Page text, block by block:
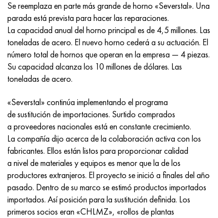
Se reemplaza en parte más grande de horno «Severstal». Una
parada está prevista para hacer las reparaciones.
La capacidad anual del horno principal es de 4,5 millones. Las
toneladas de acero. El nuevo horno cederá a su actuación. El
número total de hornos que operan en la empresa — 4 piezas.
Su capacidad alcanza los 10 millones de dólares. Las
toneladas de acero.
«Severstal» continúa implementando el programa
de sustitución de importaciones. Surtido comprados
a proveedores nacionales está en constante crecimiento.
La compañía dijo acerca de la colaboración activa con los
fabricantes. Ellos están listos para proporcionar calidad
a nivel de materiales y equipos es menor que la de los
productores extranjeros. El proyecto se inició a finales del año
pasado. Dentro de su marco se estimó productos importados
importados. Así posición para la sustitución definida. Los
primeros socios eran «CHLMZ», «rollos de plantas
Incotherm
incotest
Jette M152
Cobalto 6B
maraging 250
René 41
Maraging 300
Maraging 350
MP35N
47ND
47НХР
49KF
49K2F, 49K2FA-VI
Aleación 50N
Aleación 50NP
50NHS
Aleación 52N
52K12F
HN62VMYUT
HN62MVKYU
HN63MB
XN65VM
KhN65VMTYu
KhN67MVTYu
KhN68VKTYU
KhN68VMTYUK-vd
KhN70VMTYu
VT-35
PT-1M
PT-3V
PT-7M
2B
SPT-2 sv
A LAS 3
3M
TL3
1.4466 - AISI 310MoLn
Aleación Al6xn
15-7Ph® - 1.4532
PH 13-8 meses - 1.4534
1.4542 - 17-4Ph®
Custom 455® - 1.4543 - uns s45500
1.4545 - 15-5Ph®
1.4548 - 17-4Ph®
1.4550 - AISI 347
10X17H13M3T
10X18N18Yu4D
11X11N2V2MF
12Х18Н9Т
13X11N2V2MF
15x11mf
15х12vnmf
15Х12Н2MVFAB
15X16K5N2MVFAB
2,0872, CuNi10Fe1Mn, Cw352h
Bronce aluminio silicio
CW301G, C64200
bronce de silicio
C65500, CuAl11Fe3
C65620, CuSi3Fe2Zn3
C65100, CuSi1.5
Bronce estaño-plomo
c92200, CuSn6Zn4Pb2
latón rojo
C84400, CuSn2ZnPb
C83600, CuSn5ZnPb
45G2, 45g2, AISI 1144
Aleación de acero estructural
10g2, 10g2, AISI 1513
12X2H4A, 15NiCr13, 1.5752
AC14, 11SMnPb30
20G, 20mn5
20XH3A, AISI 4320, 20hn3a
20HM, 24CrMo5, 20hm
25KhGM, 20CrMo5, 1.7264
Р6М5, 1.3343, hs6-5-2, sw7m
Р6М5К5, 1.3243, hs6-5-2-5
R6M5F3, 1.3344, hs6-5-3
9М4К8,1.3207
R12F3, 1.3318, sw12
P18, 1,3355, hs18-0-1, sw18
Acero carbono
10,1.1645, C105W1
11G12, 110G13L, X120Mn12